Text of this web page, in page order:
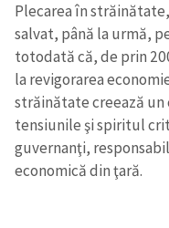
Plecarea în
salvat, până la urmă,
totodată că, de prin
la revigorarea
străinătate creează
tensiunile şi spiritul
guvernanţi,
economică din ţară.